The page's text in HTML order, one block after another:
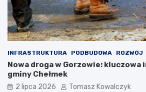
INFRASTRUKTURA PODBUDOWA ROZWÓJ
Nowa droga w Gorzowie:
gminy Chełmek
2 lipca 2026 Tomasz Kowalczyk